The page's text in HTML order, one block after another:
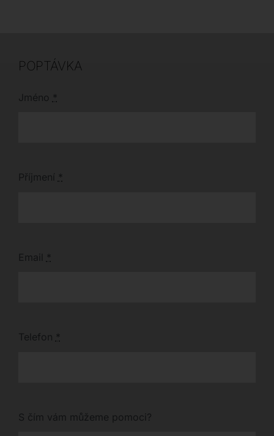
POPTÁVKA
Jméno *
Příjmení *
Email *
Telefon *
S čím vám můžeme pomoci?